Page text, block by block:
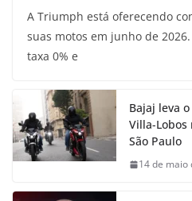
A Triumph está oferecendo
suas motos em junho de
taxa 0% e
Bajaj leva
Villa-Lobos
São Paulo
14 de maio